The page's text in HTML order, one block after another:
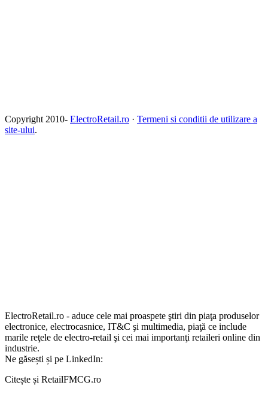
Copyright 2010- ElectroRetail.ro · Termeni si conditii de utilizare a
site-ului.
ElectroRetail.ro - aduce cele mai proaspete ştiri din piaţa produselor
electronice, electrocasnice, IT&C şi multimedia, piaţă ce include
marile reţele de electro-retail şi cei mai importanţi retaileri online din
industrie.
Ne găsești și pe LinkedIn:
Citește și RetailFMCG.ro